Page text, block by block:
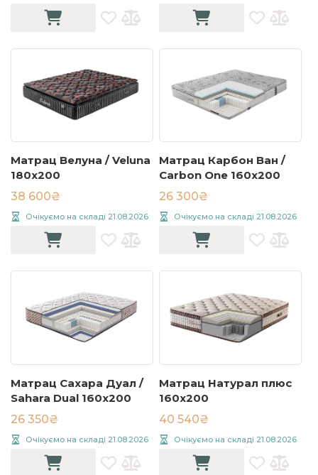
Матрац Велуна / Veluna
180x200
38 600₴
Очікуємо на складі 21.08.2026
Матрац Карбон Ван /
Carbon One 160x200
26 300₴
Очікуємо на складі 21.08.2026
Матрац Сахара Дуал /
Sahara Dual 160x200
26 350₴
Очікуємо на складі 21.08.2026
Матрац Натурал плюс
160x200
40 540₴
Очікуємо на складі 21.08.2026